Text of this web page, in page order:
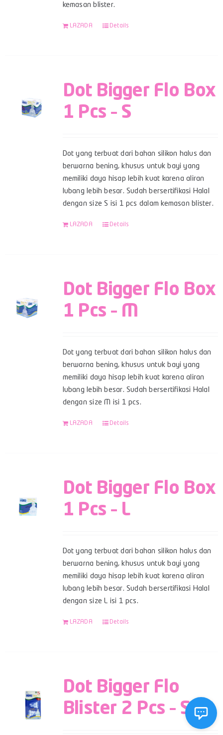
kemasan blister.
LAZADA Details
Dot Bigger Flo Box
1 Pcs – S
Dot yang terbuat dari bahan silikon halus dan
berwarna bening, khusus untuk bayi yang
memiliki daya hisap lebih kuat karena aliran
lubang lebih besar. Sudah bersertifikasi Halal
dengan size S isi 1 pcs dalam kemasan blister.
LAZADA Details
Dot Bigger Flo Box
1 Pcs – M
Dot yang terbuat dari bahan silikon halus dan
berwarna bening, khusus untuk bayi yang
memiliki daya hisap lebih kuat karena aliran
lubang lebih besar. Sudah bersertifikasi Halal
dengan size M isi 1 pcs.
LAZADA Details
Dot Bigger Flo Box
1 Pcs – L
Dot yang terbuat dari bahan silikon halus dan
berwarna bening, khusus untuk bayi yang
memiliki daya hisap lebih kuat karena aliran
lubang lebih besar. Sudah bersertifikasi Halal
dengan size L isi 1 pcs.
LAZADA Details
Dot Bigger Flo
Blister 2 Pcs – S